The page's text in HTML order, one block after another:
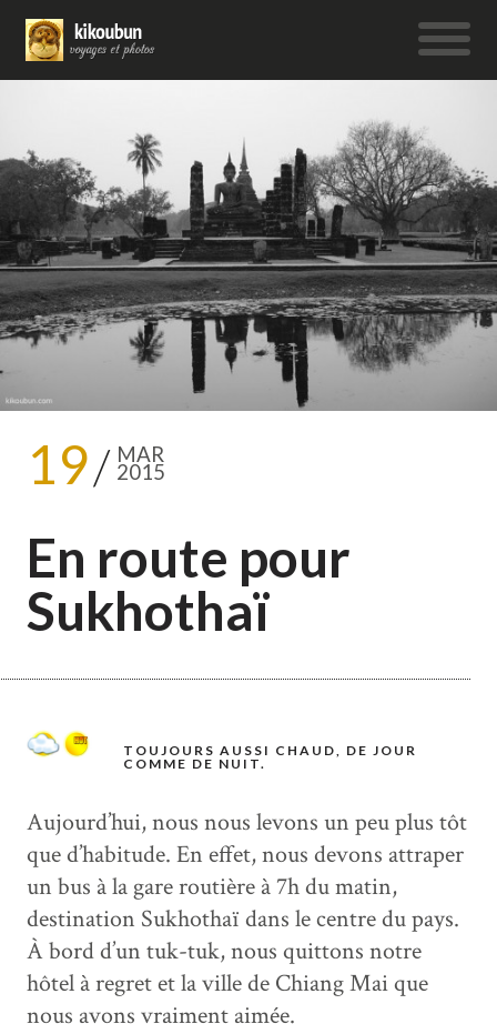
19 MAR
2015
En route pour
Sukhothaï
TOUJOURS AUSSI CHAUD, DE JOUR
COMME DE NUIT.
Aujourd’hui, nous nous levons un peu plus tôt
que d’habitude. En effet, nous devons attraper
un bus à la gare routière à 7h du matin,
destination Sukhothaï dans le centre du pays.
À bord d’un tuk-tuk, nous quittons notre
hôtel à regret et la ville de Chiang Mai que
nous avons vraiment aimée.